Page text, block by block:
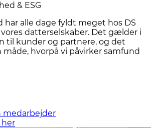
& ESG
har alle dage fyldt meget hos DS
datterselskaber. Det gælder i
til kunder og partnere, og det
hvorpå vi påvirker samfund
medarbejder
her